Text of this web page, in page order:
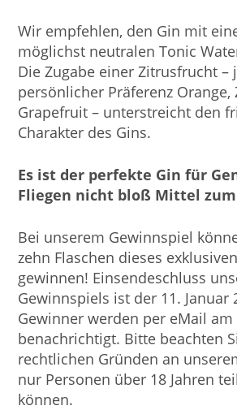
Wir empfehlen, den Gin mit
möglichst neutralen Tonic
Die Zugabe einer Zitrusfrucht –
persönlicher Präferenz
Grapefruit – unterstreicht den
Charakter des Gins.
Es ist der perfekte Gin für
Fliegen nicht bloß Mittel
Bei unserem Gewinnspiel
zehn Flaschen dieses
gewinnen! Einsendeschluss
Gewinnspiels ist der 11. Januar
Gewinner werden per eMail am
benachrichtigt. Bitte beachten
rechtlichen Gründen an
nur Personen über 18 Jahren
können.